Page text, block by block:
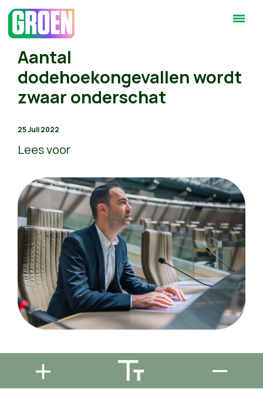
Aantal
dodehoekongevallen wordt
zwaar onderschat
25 Juli 2022
Lees voor